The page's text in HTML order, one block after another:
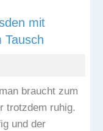
mit
Tausch
braucht zum
trotzdem ruhig.
und der